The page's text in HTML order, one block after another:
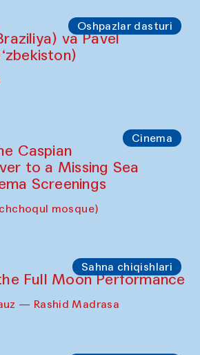
Oshpazlar dasturi
va Pavel
Cinema
Caspian
to a Missing Sea
Screenings
mosque)
Sahna chiqishlari
Full Moon Performance
— Rashid Madrasa